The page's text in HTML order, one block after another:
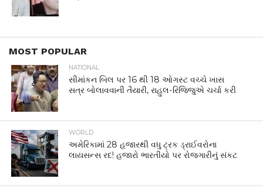
MOST POPULAR
NATIONAL
સીમાંકન બિલ પર 16 થી 18 ઓગસ્ટ વચ્ચે ખાસ
સત્ર બોલાવવાની તૈયારી, રાહુલ-રિજિજુએ ચર્ચા કરી
WORLD
અમેરિકામાં 28 હજારથી વધુ ટ્રક ડ્રાઈવરોના
લાયસન્સ રદ! હજારો ભારતીયો પર રોજગારીનું સંકટ